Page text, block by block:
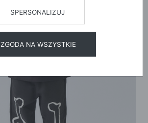
SPERSONALIZUJ
ZGODA NA WSZYSTKIE